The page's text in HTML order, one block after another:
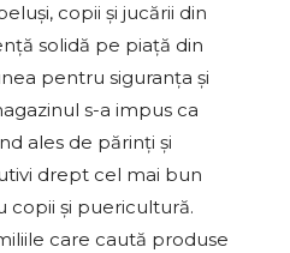
copii și jucării din
solidă pe piață din
pentru siguranța și
s-a impus ca
ales de părinți și
drept cel mai bun
copii și puericultură.
care caută produse